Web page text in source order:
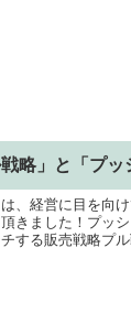
略」と「プッ
、経営に目を向
きました！プッ
する販売戦略プ